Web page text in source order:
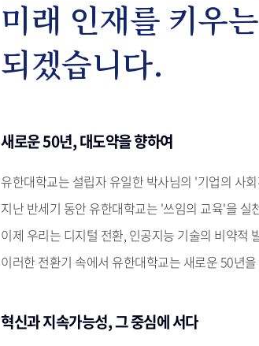
미래 인재를 키우
되겠습니다.
새로운 50년, 대도약을 향하여
유한대학교는 설립자 유일한 박사님의 '기업의 사
지난 반세기 동안 유한대학교는 '쓰임의 교육'을
이제 우리는 디지털 전환, 인공지능 기술의 비약적
이러한 전환기 속에서 유한대학교는 새로운 50년
혁신과 지속가능성, 그 중심에 서다